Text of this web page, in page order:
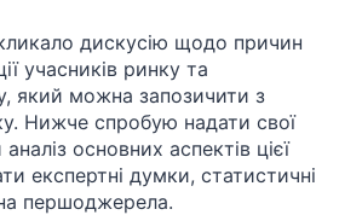
дискусію щодо причин
учасників ринку та
який можна запозичити з
Нижче спробую надати свої
основних аспектів цієї
експертні думки, статистичні
першоджерела.